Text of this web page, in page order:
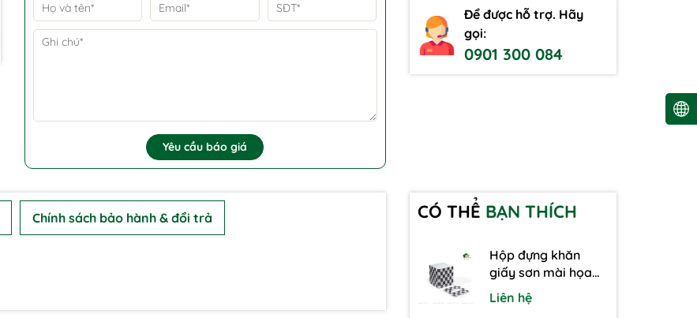
Yêu cầu báo giá
Để được hỗ trợ. Hãy
gọi:
0901 300 084
Chính sách bảo hành & đổi trả CÓ THỂ BẠN THÍCH
Hộp đựng khăn
giấy sơn mài họa
tiết caro
Liên hệ